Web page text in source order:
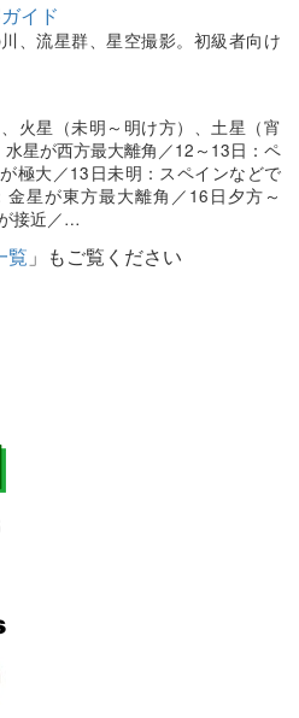
イド
、流星群、星空撮影。初級者向け
火星（未明～明け方）、土星（宵
水星が西方最大離角／12～13日：ペ
極大／13日未明：スペインなどで
金星が東方最大離角／16日夕方～
接近／…
覧 」もご覧ください